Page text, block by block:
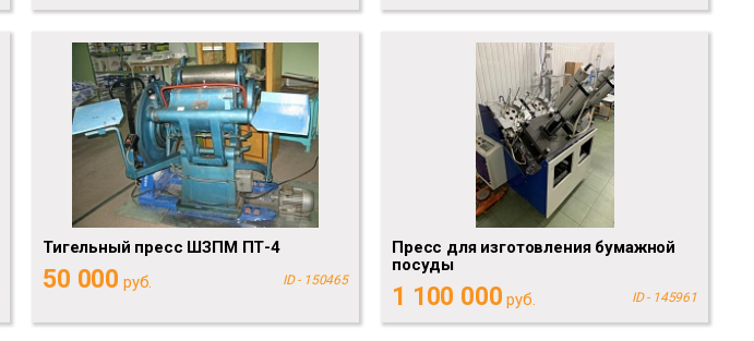
Тигельный пресс ШЗПМ ПТ-4
50 000 руб. ID - 150465
Пресс для изготовления бумажной
посуды
1 100 000 руб. ID - 145961